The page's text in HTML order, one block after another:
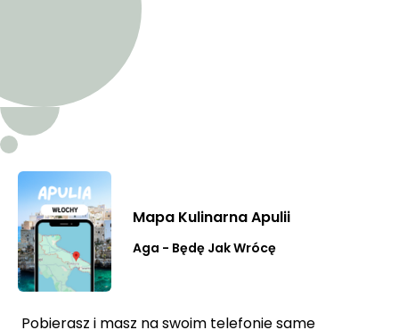
Mapa Kulinarna Apulii
Aga - Będę Jak Wrócę
Pobierasz i masz na swoim telefonie same